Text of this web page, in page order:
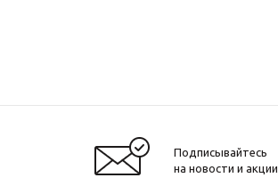
Подписывайтесь
на новости и акции